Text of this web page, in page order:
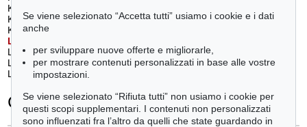
Knoebel, Imi (1)
L
Leroy, Eugène (1)
LeWitt, Sol (1)
Lichtenstein, Roy (1)
Whiteread, Rachel (1)
Zangs, Herbert
Categorie
Se viene selezionato “Accetta tutti” usiamo i cookie e i dati
anche
per sviluppare nuove offerte e migliorarle,
per mostrare contenuti personalizzati in base alle vostre
impostazioni.
Se viene selezionato “Rifiuta tutti” non usiamo i cookie per
questi scopi supplementari. I contenuti non personalizzati
sono influenzati fra l’altro da quelli che state guardando in